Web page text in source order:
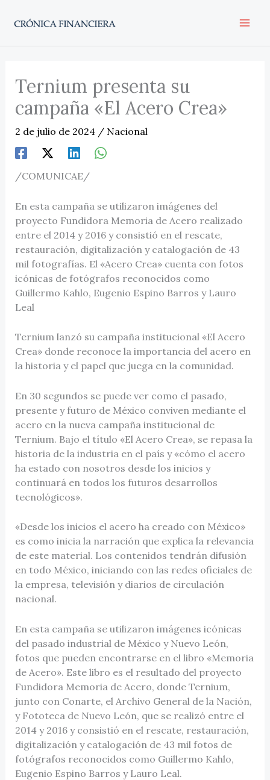
Ternium presenta su
campaña «El Acero Crea»
2 de julio de 2024 / Nacional
/COMUNICAE/
En esta campaña se utilizaron imágenes del
proyecto Fundidora Memoria de Acero realizado
entre el 2014 y 2016 y consistió en el rescate,
restauración, digitalización y catalogación de 43
mil fotografías. El «Acero Crea» cuenta con fotos
icónicas de fotógrafos reconocidos como
Guillermo Kahlo, Eugenio Espino Barros y Lauro
Leal
Ternium lanzó su campaña institucional «El Acero
Crea» donde reconoce la importancia del acero en
la historia y el papel que juega en la comunidad.
En 30 segundos se puede ver como el pasado,
presente y futuro de México conviven mediante el
acero en la nueva campaña institucional de
Ternium. Bajo el título «El Acero Crea», se repasa la
historia de la industria en el país y «cómo el acero
ha estado con nosotros desde los inicios y
continuará en todos los futuros desarrollos
tecnológicos».
«Desde los inicios el acero ha creado con México»
es como inicia la narración que explica la relevancia
de este material. Los contenidos tendrán difusión
en todo México, iniciando con las redes oficiales de
la empresa, televisión y diarios de circulación
nacional.
En esta campaña se utilizaron imágenes icónicas
del pasado industrial de México y Nuevo León,
fotos que pueden encontrarse en el libro «Memoria
de Acero». Este libro es el resultado del proyecto
Fundidora Memoria de Acero, donde Ternium,
junto con Conarte, el Archivo General de la Nación,
y Fototeca de Nuevo León, que se realizó entre el
2014 y 2016 y consistió en el rescate, restauración,
digitalización y catalogación de 43 mil fotos de
fotógrafos reconocidos como Guillermo Kahlo,
Eugenio Espino Barros y Lauro Leal.